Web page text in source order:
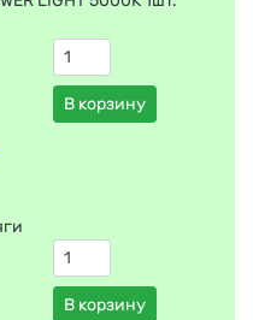
В корзину
В корзину